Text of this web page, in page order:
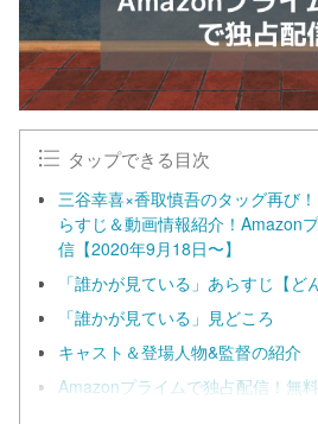
タップできる目次
三谷幸喜×香取慎吾のタッグ再び
らすじ＆動画情報紹介！Amazon
信【2020年9月18日〜】
「誰かが見ている」あらすじ【ど
「誰かが見ている」見どころ
キャスト＆登場人物&監督の紹介
Amazonプライムで独占配信！無